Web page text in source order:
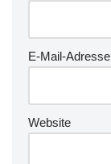
E-Mail-Adresse
Website